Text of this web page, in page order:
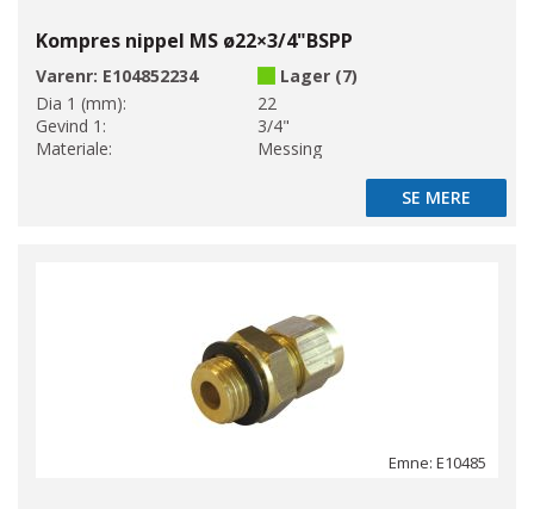
Kompres nippel MS ø22×3/4"BSPP
Varenr: E104852234
Lager (7)
Dia 1 (mm):
22
Gevind 1:
3/4"
Materiale:
Messing
SE MERE
SE MERE
Emne: E10485